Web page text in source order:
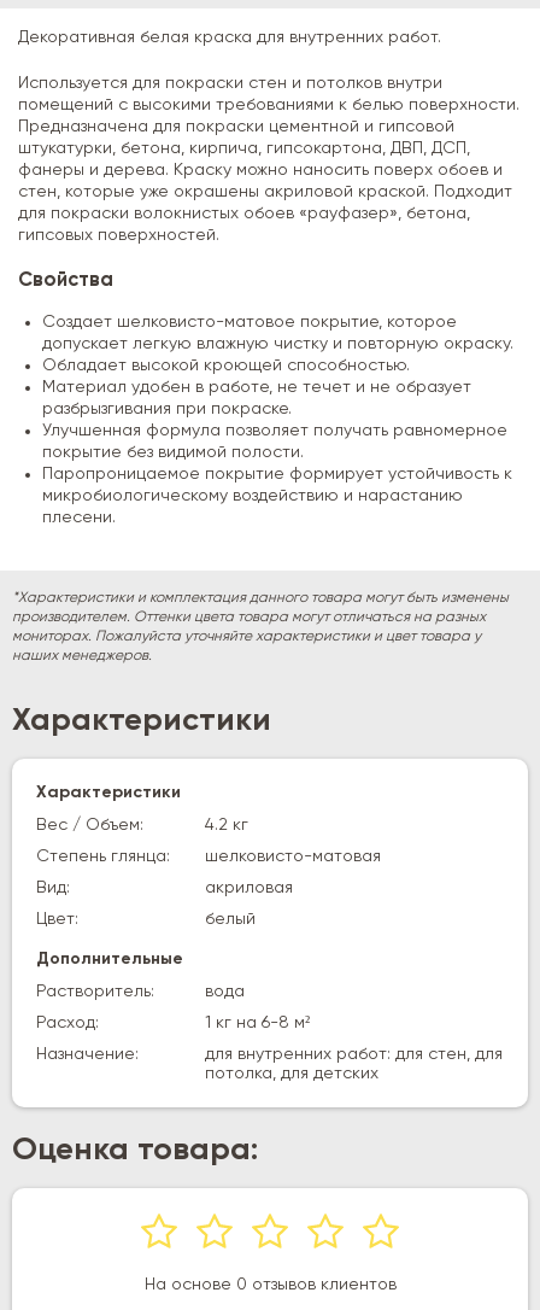
Декоративная белая краска для внутренних работ.
Используется для покраски стен и потолков внутри
помещений с высокими требованиями к белью поверхности.
Предназначена для покраски цементной и гипсовой
штукатурки, бетона, кирпича, гипсокартона, ДВП, ДСП,
фанеры и дерева. Краску можно наносить поверх обоев и
стен, которые уже окрашены акриловой краской. Подходит
для покраски волокнистых обоев «рауфазер», бетона,
гипсовых поверхностей.
Свойства
Создает шелковисто-матовое покрытие, которое
допускает легкую влажную чистку и повторную окраску.
Обладает высокой кроющей способностью.
Материал удобен в работе, не течет и не образует
разбрызгивания при покраске.
Улучшенная формула позволяет получать равномерное
покрытие без видимой полости.
Паропроницаемое покрытие формирует устойчивость к
микробиологическому воздействию и нарастанию
плесени.
*Характеристики и комплектация данного товара могут быть изменены
производителем. Оттенки цвета товара могут отличаться на разных
мониторах. Пожалуйста уточняйте характеристики и цвет товара у
наших менеджеров.
Характеристики
Характеристики
Вес / Объем:
4.2 кг
Степень глянца:
шелковисто-матовая
Вид:
акриловая
Цвет:
белый
Дополнительные
Растворитель:
вода
Расход:
1 кг на 6-8 м²
Назначение:
для внутренних работ: для стен, для
потолка, для детских
Оценка товара:
На основе 0 отзывов клиентов